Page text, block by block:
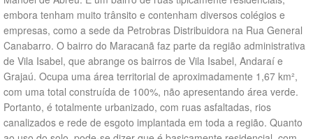
embora tenham muito trânsito e contenham diversos colégios e
empresas, como a sede da Petrobras Distribuidora na Rua General
Canabarro. O bairro do Maracanã faz parte da região administrativa
de Vila Isabel, que abrange os bairros de Vila Isabel, Andaraí e
Grajaú. Ocupa uma área territorial de aproximadamente 1,67 km²,
com uma total construída de 100%, não apresentando área verde.
Portanto, é totalmente urbanizado, com ruas asfaltadas, rios
canalizados e rede de esgoto implantada em toda a região. Quanto